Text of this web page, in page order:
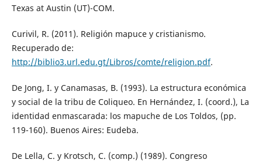
Texas at Austin (UT)-COM.
Curivil, R. (2011). Religión mapuce y cristianismo.
Recuperado de:
http://biblio3.url.edu.gt/Libros/comte/religion.pdf.
De Jong, I. y Canamasas, B. (1993). La estructura económica
y social de la tribu de Coliqueo. En Hernández, I. (coord.), La
identidad enmascarada: los mapuche de Los Toldos, (pp.
119-160). Buenos Aires: Eudeba.
De Lella, C. y Krotsch, C. (comp.) (1989). Congreso